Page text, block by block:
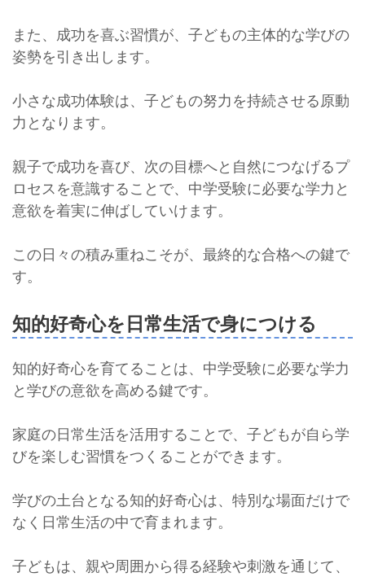
また、成功を喜ぶ習慣が、子どもの主体的な学びの
姿勢を引き出します。
小さな成功体験は、子どもの努力を持続させる原動
力となります。
親子で成功を喜び、次の目標へと自然につなげるプ
ロセスを意識することで、中学受験に必要な学力と
意欲を着実に伸ばしていけます。
この日々の積み重ねこそが、最終的な合格への鍵で
す。
知的好奇心を日常生活で身につける
知的好奇心を育てることは、中学受験に必要な学力
と学びの意欲を高める鍵です。
家庭の日常生活を活用することで、子どもが自ら学
びを楽しむ習慣をつくることができます。
学びの土台となる知的好奇心は、特別な場面だけで
なく日常生活の中で育まれます。
子どもは、親や周囲から得る経験や刺激を通じて、